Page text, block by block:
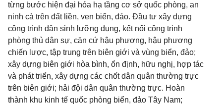
từng bước hiện đại hóa hạ tầng cơ sở quốc phòng, an
ninh cả trên đất liền, ven biển, đảo. Đầu tư xây dựng
công trình dân sinh lưỡng dụng, kết nối công trình
phòng thủ dân sự, căn cứ hậu phương, hậu phương
chiến lược, tập trung trên biên giới và vùng biển, đảo;
xây dựng biên giới hòa bình, ổn định, hữu nghị, hợp tác
và phát triển, xây dựng các chốt dân quân thường trực
trên biên giới; hải đội dân quân thường trực. Hoàn
thành khu kinh tế quốc phòng biển, đảo Tây Nam;